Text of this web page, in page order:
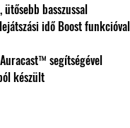
basszussal
idő Boost funkcióval
segítségével
készült